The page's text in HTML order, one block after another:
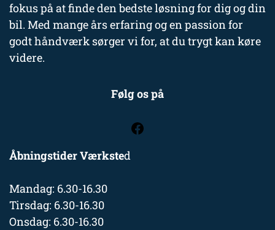
fokus på at finde den bedste løsning for dig og din
bil. Med mange års erfaring og en passion for
godt håndværk sørger vi for, at du trygt kan køre
videre.
Følg os på
Åbningstider Værksted
Mandag: 6.30-16.30
Tirsdag: 6.30-16.30
Onsdag: 6.30-16.30